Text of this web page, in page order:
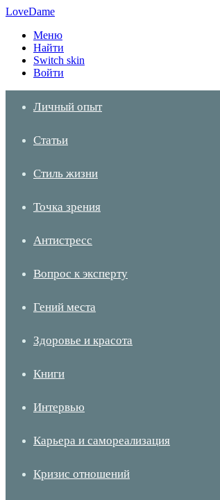
LoveDame
Меню
Найти
Switch skin
Войти
Личный опыт
Статьи
Стиль жизни
Точка зрения
Антистресс
Вопрос к эксперту
Гений места
Здоровье и красота
Книги
Интервью
Карьера и самореализация
Кризис отношений